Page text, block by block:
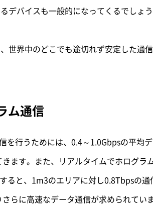
デバイスも一般的になってくるでしょ
世界中のどこでも途切れず安定した通
ム通信
を行うためには、0.4～1.0Gbpsの平均
ます。 また、リアルタイムでホログラ
ると、1m3のエリアに対し0.8Tbpsの
らに高速なデータ通信が求められてい